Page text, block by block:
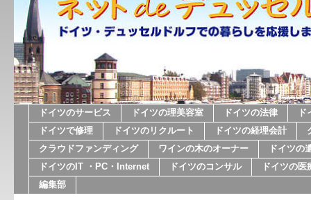
ドイツのサービス ドイツの理美容室 ドイツの法律
ドイツで修理
ドイツのリクルート ドイツの経理会計
クラウドファンディング
ワインの木のオーナー
ドイツの
ドイツのIT ・PC・Internet
ドイツのコンサル
ドイツの医
編集部